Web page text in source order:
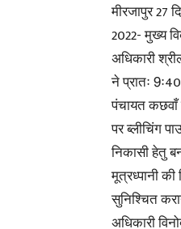
मीरजापुर 27
2022- मुख्य
अधिकारी
ने प्रातः
पंचायत कछवाँ
पर ब्लीचिंग
निकासी हेतु
मूत्रध्पानी
सुनिश्चित
अधिकारी